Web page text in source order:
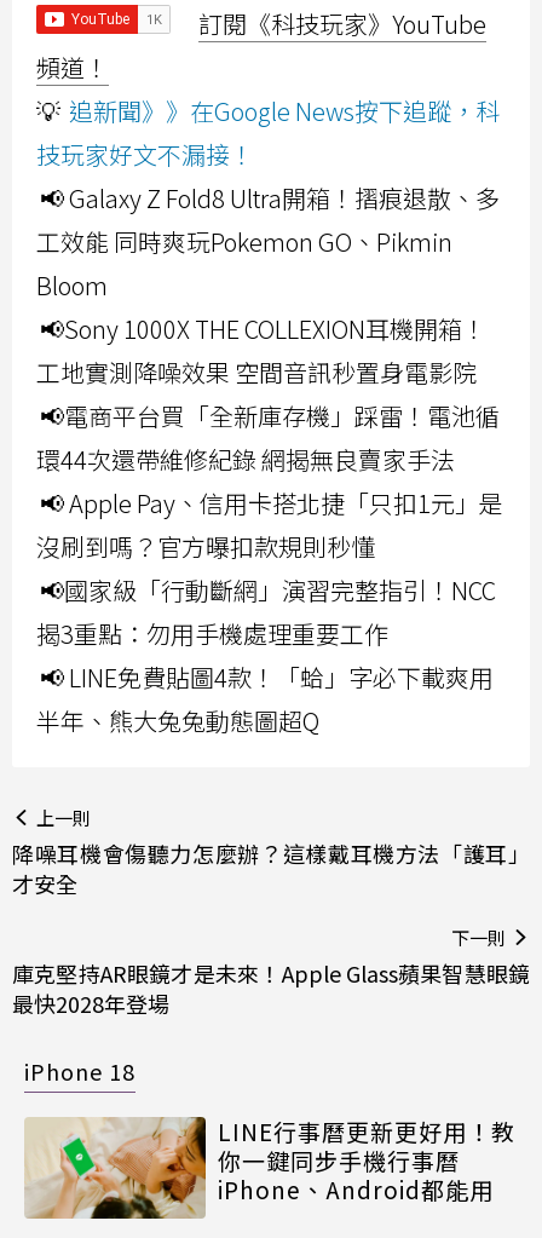
訂閱《科技玩家》YouTube
頻道！
💡 追新聞》》在Google News按下追蹤，科
技玩家好文不漏接！
📢 Galaxy Z Fold8 Ultra開箱！摺痕退散、多
工效能 同時爽玩Pokemon GO、Pikmin
Bloom
📢Sony 1000X THE COLLEXION耳機開箱！
工地實測降噪效果 空間音訊秒置身電影院
📢電商平台買「全新庫存機」踩雷！電池循
環44次還帶維修紀錄 網揭無良賣家手法
📢 Apple Pay、信用卡搭北捷「只扣1元」是
沒刷到嗎？官方曝扣款規則秒懂
📢國家級「行動斷網」演習完整指引！NCC
揭3重點：勿用手機處理重要工作
📢 LINE免費貼圖4款！「蛤」字必下載爽用
半年、熊大兔兔動態圖超Q
上一則
降噪耳機會傷聽力怎麼辦？這樣戴耳機方法「護耳」
才安全
下一則
庫克堅持AR眼鏡才是未來！Apple Glass蘋果智慧眼鏡
最快2028年登場
iPhone 18
LINE行事曆更新更好用！教
你一鍵同步手機行事曆
iPhone、Android都能用